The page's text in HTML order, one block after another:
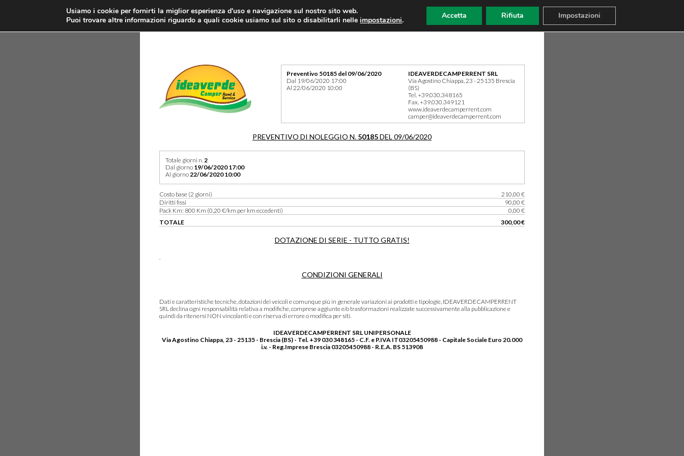
IDEAVERDECAMPERRENT SRL
Via Agostino Chiappa, 23 - 25135 Brescia
(BS)
Tel. +39.030.348165
Fax. +39.030.349121
www.ideaverdecamperrent.com
camper@ideaverdecamperrent.com
Preventivo 50185 del 09/06/2020
Dal 19/06/2020 17:00
Al 22/06/2020 10:00
PREVENTIVO DI NOLEGGIO N. 50185DEL 09/06/2020
Totale giorni n.2
Dal giorno 19/06/2020 17:00
Al giorno22/06/2020 10:00
Costo base (2 giorni)
210,00 €
Diritti fissi
90,00 €
Pack Km: 800 Km (0,20 €/km per km eccedenti)
0,00 €
TOTALE
300,00 €
DOTAZIONE DI SERIE - TUTTO GRATIS!
.
CONDIZIONI GENERALI
Dati e caratteristiche tecniche, dotazioni dei veicoli e comunque più in generale variazioni ai prodotti e tipologie, IDEAVERDECAMPERRENT
SRL declina ogni responsabilità relativa a modifiche, comprese aggiunte e/o trasformazioni realizzate successivamente alla pubblicazione e
quindi da ritenersi NON vincolanti e con riserva di errore o modifica per siti.
IDEAVERDECAMPERRENT SRL UNIPERSONALE
Via Agostino Chiappa, 23 - 25135 - Brescia (BS) - Tel. +39 030 348165 - C.F. e P.IVA IT03205450988 - Capitale Sociale Euro 20.000
i.v. - Reg.Imprese Brescia 03205450988 - R.E.A. BS 513908
Usiamo i cookie per fornirti la miglior esperienza d'uso e navigazione sul nostro sito web.
Puoi trovare altre informazioni riguardo a quali cookie usiamo sul sito o disabilitarli nelleimpostazioni. Accetta Rifiuta Impostazioni